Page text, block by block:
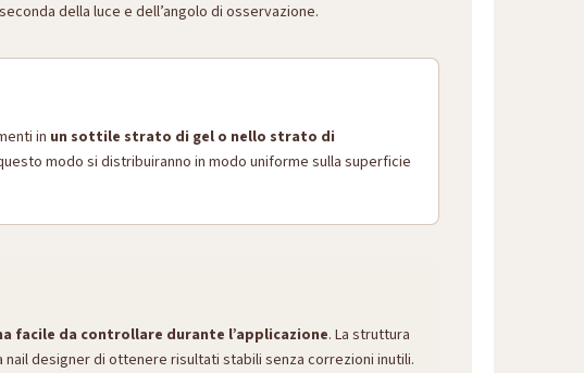
della luce e dell’angolo di osservazione.
in un sottile strato di gel o nello strato di
modo si distribuiranno in modo uniforme sulla superficie
facile da controllare durante l’applicazione. La struttura
designer di ottenere risultati stabili senza correzioni inutili.